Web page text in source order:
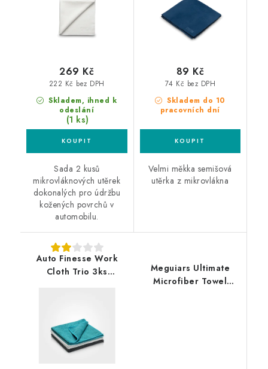
Skladem, ihned k
odeslání
(1 ks)
222 Kč bez DPH
269 Kč
Sada 2 kusů
mikrovláknových utěrek
dokonalých pro údržbu
kožených povrchů v
automobilu.
Skladem do 10
pracovních dní
74 Kč bez DPH
89 Kč
Velmi měkka semišová
utěrka z mikrovlákna
Auto Finesse Work
Cloth Trio 3ks
Meguiars Ultimate
Microfiber Towel